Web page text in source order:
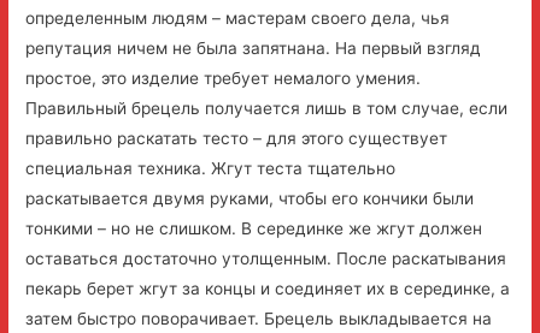
определенным людям – мастерам своего дела, чья
репутация ничем не была запятнана. На первый взгляд
простое, это изделие требует немалого умения.
Правильный брецель получается лишь в том случае, если
правильно раскатать тесто – для этого существует
специальная техника. Жгут теста тщательно
раскатывается двумя руками, чтобы его кончики были
тонкими – но не слишком. В серединке же жгут должен
оставаться достаточно утолщенным. После раскатывания
пекарь берет жгут за концы и соединяет их в серединке, а
затем быстро поворачивает. Брецель выкладывается на